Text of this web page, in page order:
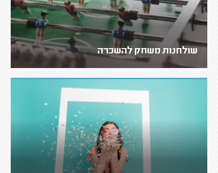
שולחנות משחק להשכרה